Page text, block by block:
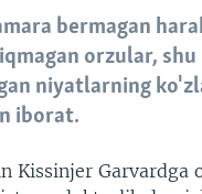
bermagan
orzular,
niyatlarning
iborat.
Kissinjer Garvardga